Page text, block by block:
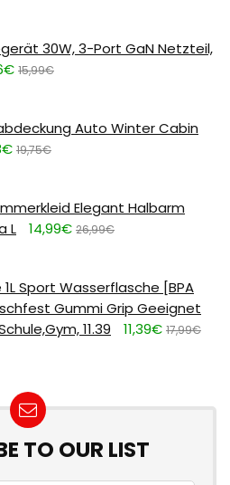
30W, 3-Port GaN Netzteil,
15,99€
Auto Winter Cabin
19,75€
Elegant Halbarm
L
14,99€ 26,99€
1L Sport Wasserflasche [BPA
Gummi Grip Geeignet
11.39
11,39€ 17,99€
TO OUR LIST